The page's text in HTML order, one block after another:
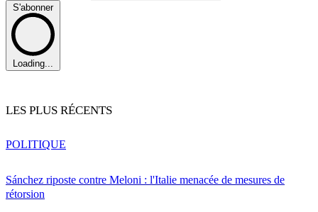
S'abonner
Loading...
LES PLUS RÉCENTS
Sánchez riposte contre Meloni : l'Italie menacée de mesures de
rétorsion
POLITIQUE